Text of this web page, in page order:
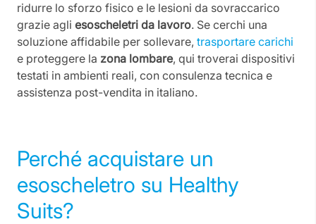
ridurre lo sforzo fisico e le lesioni da sovraccarico
grazie agli esoscheletri da lavoro. Se cerchi una
soluzione affidabile per sollevare, trasportare carichi
e proteggere la zona lombare, qui troverai dispositivi
testati in ambienti reali, con consulenza tecnica e
assistenza post-vendita in italiano.
Perché acquistare un
esoscheletro su Healthy
Suits?